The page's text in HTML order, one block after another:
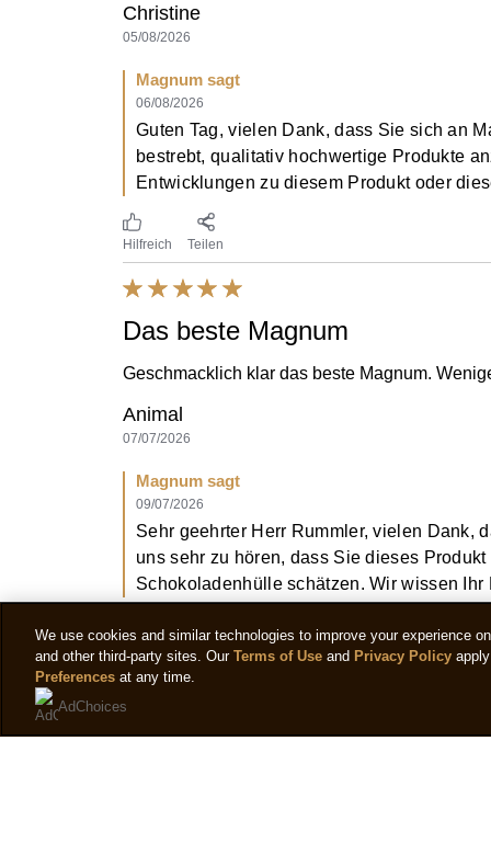
Christine
05/08/2026
Magnum sagt
06/08/2026
Guten Tag, vielen Dank, dass Sie sich an
bestrebt, qualitativ hochwertige Produkte
Entwicklungen zu diesem Produkt oder
Hilfreich Teilen
Das beste Magnum
Geschmacklich klar das beste Magnum.
Animal
07/07/2026
Magnum sagt
09/07/2026
Sehr geehrter Herr Rummler, vielen Dank,
uns sehr zu hören, dass Sie dieses
Schokoladenhülle schätzen. Wir wissen
Hilfreich
Teilen
Unglaublich lecker
We use cookies and similar technologies to improve your experience
and other third-party sites. Our Terms of Use and Privacy Policy
Preferences at any time.
AdChoices